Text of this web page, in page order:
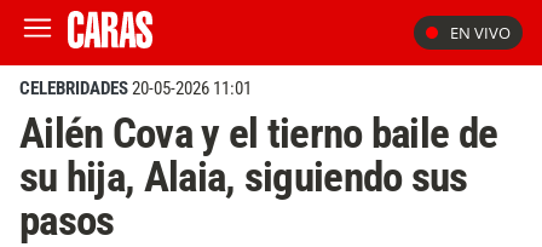
EN VIVO
CELEBRIDADES20-05-2026 11:01
Ailén Cova y el tierno baile de
su hija, Alaia, siguiendo sus
pasos